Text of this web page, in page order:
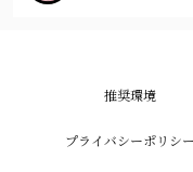
推奨環境
プライバシーポリシー